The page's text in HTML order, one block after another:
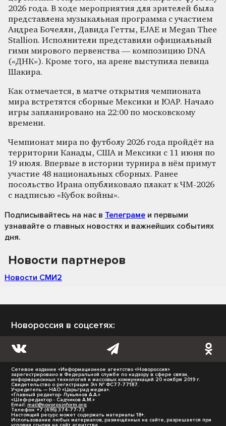
2026 года. В ходе мероприятия для зрителей была
представлена музыкальная программа с участием
Андреа Бочелли, Давида Гетты, EJAE и Megan Thee
Stallion. Исполнители представили официальный
гимн мирового первенства — композицию DNA
(«ДНК»). Кроме того, на арене выступила певица
Шакира.
Как отмечается, в матче открытия чемпионата
мира встретятся сборные Мексики и ЮАР. Начало
игры запланировано на 22:00 по московскому
времени.
Чемпионат мира по футболу 2026 года пройдёт на
территории Канады, США и Мексики с 11 июня по
19 июля. Впервые в истории турнира в нём примут
участие 48 национальных сборных. Ранее
посольство Ирана опубликовало плакат к ЧМ-2026
с надписью «Кубок войны».
Подписывайтесь на нас в Телеграме и первыми
узнавайте о главных новостях и важнейших событиях
дня.
Новости партнеров
Новости СМИ2
Новороссия в соцсетях:
Сетевое издание «Информационное агентство «Новороссия»
зарегистрировано в Федеральной службе по надзору в сфере связи,
информационных технологий и массовых коммуникаций 20 ноября 2019 г.
Свидетельство о регистрации Эл № ФС77-77187.
Учредитель — НАО «Царьград медиа».
«Главный редактор- Лукьянов А.А.»
«Шеф-редактор - Садчиков А.М.»
Email: mail@novorosinform.org
Телефон: +7 (495) 374-77-73
Настоящий ресурс может содержать материалы 18+.
Использование любых материалов, размещённых на сайте, разрешается при